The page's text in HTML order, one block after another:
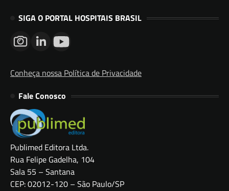
SIGA O PORTAL HOSPITAIS BRASIL
Conheça nossa Política de Privacidade
Fale Conosco
Publimed Editora Ltda.
Rua Felipe Gadelha, 104
Sala 55 – Santana
CEP: 02012-120 – São Paulo/SP